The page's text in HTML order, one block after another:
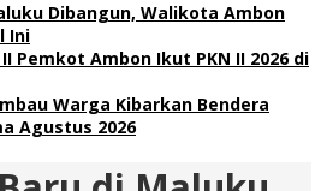
Dibangun, Walikota Ambon
Ini
Pemkot Ambon Ikut PKN II 2026 di
Warga Kibarkan Bendera
Agustus 2026